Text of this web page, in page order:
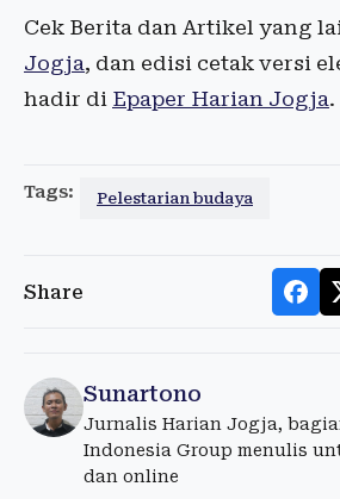
Cek Berita dan Artikel yang
Jogja, dan edisi cetak versi
hadir di Epaper Harian Jogja.
Tags: Pelestarian budaya
Share
Sunartono
Jurnalis Harian Jogja,
Indonesia Group menulis
dan online